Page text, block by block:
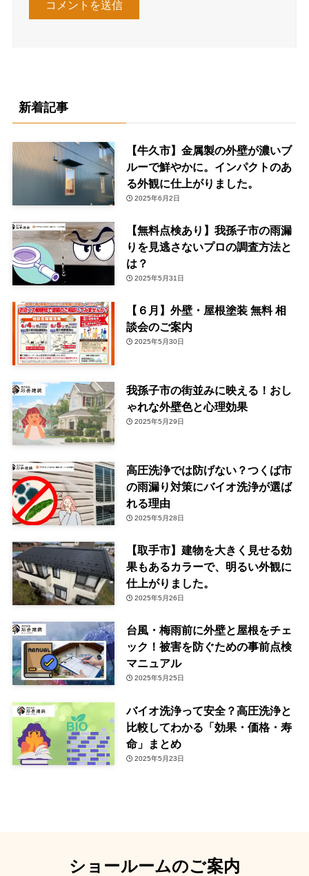
新着記事
【牛久市】金属製の外壁が濃いブ
ルーで鮮やかに。インパクトのあ
る外観に仕上がりました。
2025年6月2日
【無料点検あり】我孫子市の雨漏
りを見逃さないプロの調査方法と
は？
2025年5月31日
【６月】外壁・屋根塗装 無料 相
談会のご案内
2025年5月30日
我孫子市の街並みに映える！おし
ゃれな外壁色と心理効果
2025年5月29日
高圧洗浄では防げない？つくば市
の雨漏り対策にバイオ洗浄が選ば
れる理由
2025年5月28日
【取手市】建物を大きく見せる効
果もあるカラーで、明るい外観に
仕上がりました。
2025年5月26日
台風・梅雨前に外壁と屋根をチェ
ック！被害を防ぐための事前点検
マニュアル
2025年5月25日
バイオ洗浄って安全？高圧洗浄と
比較してわかる「効果・価格・寿
命」まとめ
2025年5月23日
ショールームのご案内